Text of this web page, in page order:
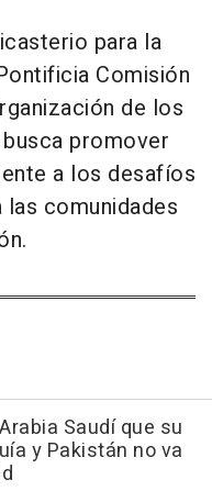
para la
Comisión
de los
promover
a los desafíos
comunidades
Saudí que su
y Pakistán no va